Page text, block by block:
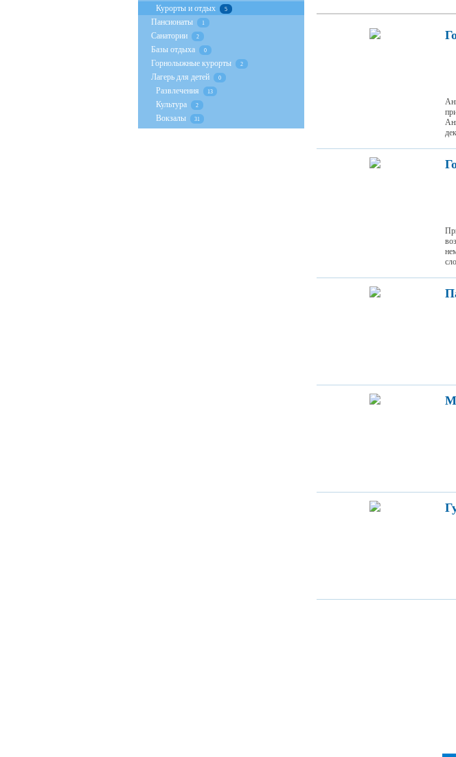
Курорты и отдых 5
Пансионаты 1
Санатории 2
Базы отдыха 0
Горнолыжные курорты 2
Лагерь для детей 0
Развлечения 13
Культура 2
Вокзалы 31